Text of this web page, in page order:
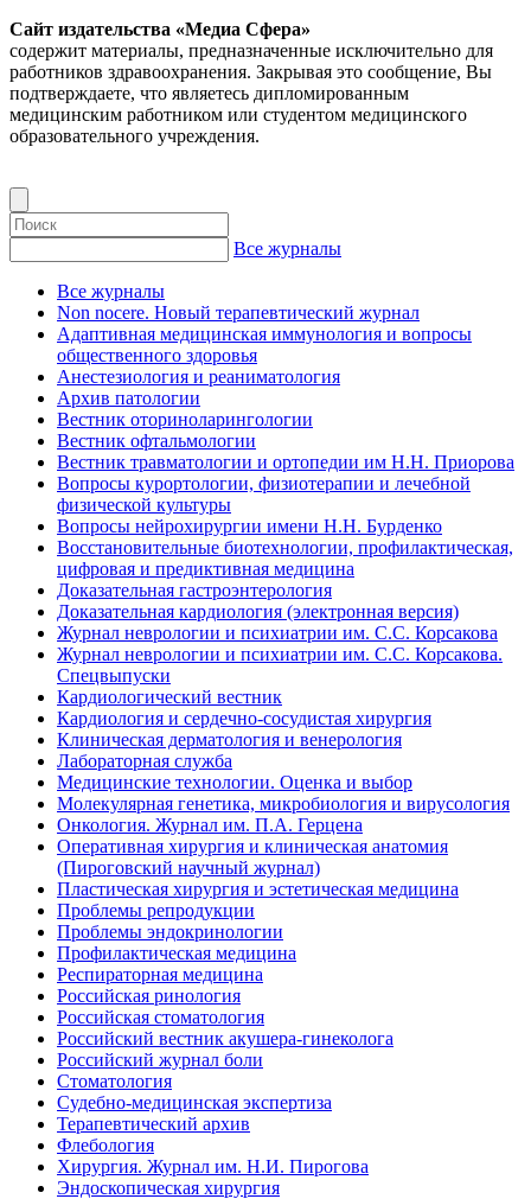
Сайт издательства «Медиа Сфера»
содержит материалы, предназначенные исключительно для
работников здравоохранения. Закрывая это сообщение, Вы
подтверждаете, что являетесь дипломированным
медицинским работником или студентом медицинского
образовательного учреждения.
Все журналы
Все журналы
Non nocere. Новый терапевтический журнал
Адаптивная медицинская иммунология и вопросы
общественного здоровья
Анестезиология и реаниматология
Архив патологии
Вестник оториноларингологии
Вестник офтальмологии
Вестник травматологии и ортопедии им Н.Н. Приорова
Вопросы курортологии, физиотерапии и лечебной
физической культуры
Вопросы нейрохирургии имени Н.Н. Бурденко
Восстановительные биотехнологии, профилактическая,
цифровая и предиктивная медицина
Доказательная гастроэнтерология
Доказательная кардиология (электронная версия)
Журнал неврологии и психиатрии им. С.С. Корсакова
Журнал неврологии и психиатрии им. С.С. Корсакова.
Спецвыпуски
Кардиологический вестник
Кардиология и сердечно-сосудистая хирургия
Клиническая дерматология и венерология
Лабораторная служба
Медицинские технологии. Оценка и выбор
Молекулярная генетика, микробиология и вирусология
Онкология. Журнал им. П.А. Герцена
Оперативная хирургия и клиническая анатомия
(Пироговский научный журнал)
Пластическая хирургия и эстетическая медицина
Проблемы репродукции
Проблемы эндокринологии
Профилактическая медицина
Респираторная медицина
Российская ринология
Российская стоматология
Российский вестник акушера-гинеколога
Российский журнал боли
Стоматология
Судебно-медицинская экспертиза
Терапевтический архив
Флебология
Хирургия. Журнал им. Н.И. Пирогова
Эндоскопическая хирургия